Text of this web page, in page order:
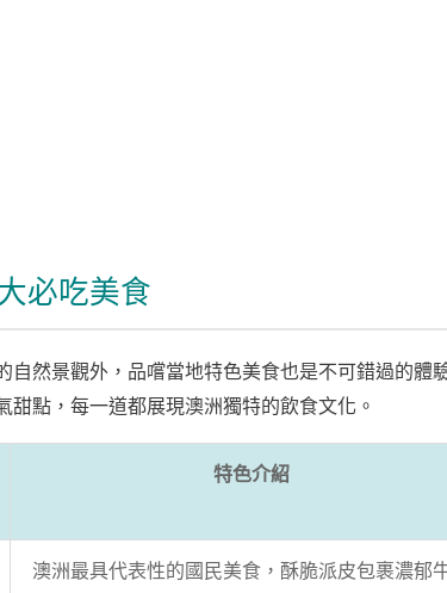
必吃美食
自然景觀外，品嚐當地特色美食也是不可錯過的體
甜點，每一道都展現澳洲獨特的飲食文化。
特色介紹
澳洲最具代表性的國民美食，酥脆派皮包裹濃郁